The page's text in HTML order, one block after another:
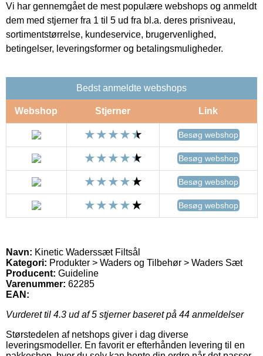
Vi har gennemgået de mest populære webshops og anmeldt
dem med stjerner fra 1 til 5 ud fra bl.a. deres prisniveau,
sortimentstørrelse, kundeservice, brugervenlighed,
betingelser, leveringsformer og betalingsmuligheder.
Bedst anmeldte webshops
Webshop Stjerner Link
Besøg webshop
Besøg webshop
Besøg webshop
Besøg webshop
Navn: Kinetic Waderssæt Filtsål
Kategori: Produkter > Waders og Tilbehør > Waders Sæt
Producent: Guideline
Varenummer: 62285
EAN:
Vurderet til 4.3 ud af 5 stjerner baseret på 44 anmeldelser
Størstedelen af netshops giver i dag diverse
leveringsmodeller. En favorit er efterhånden levering til en